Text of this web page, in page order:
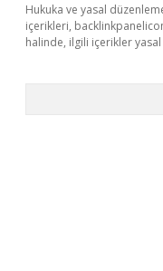
Hukuka ve yasal
içerikleri,
halinde, ilgili içerikler